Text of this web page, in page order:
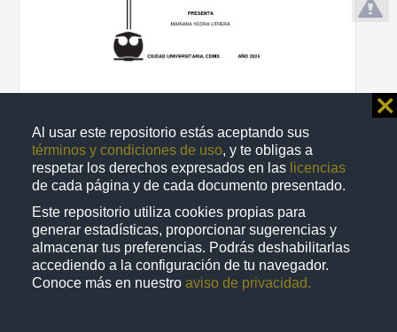
Al usar este repositorio estás aceptando sus
términos y condiciones de uso, y te obligas a
respetar los derechos expresados en las licencias
de cada página y de cada documento presentado.
Este repositorio utiliza cookies propias para
generar estadísticas, proporcionar sugerencias y
almacenar tus preferencias. Podrás deshabilitarlas
accediendo a la configuración de tu navegador.
Conoce más en nuestro aviso de privacidad.
⨯
Traslocación de elementos potencialmente tóxicos (EPT"s) a
fitorremediación
Yedra Utrera, Mariana
2025
Biología y Química
Trabajo de grado